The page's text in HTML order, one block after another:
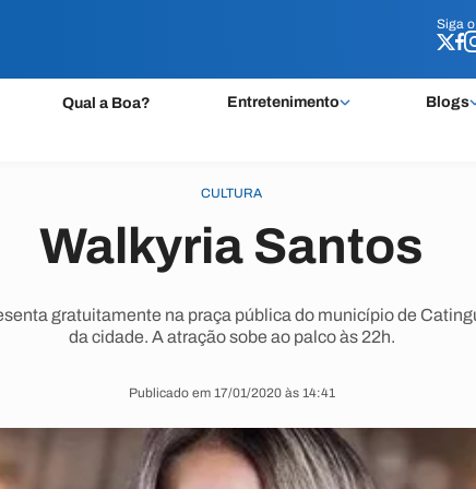
Siga o
Qual a Boa? Entretenimento Blogs
Siga o
CULTURA
Walkyria Santos
gratuitamente na praça pública do município de
da cidade. A atração sobe ao palco às 22h.
Publicado em 17/01/2020 às 14:41